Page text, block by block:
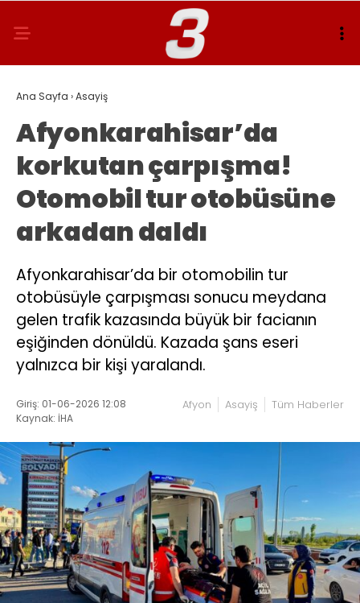
Ana Sayfa ›Asayiş
Afyonkarahisar’da
korkutan çarpışma!
Otomobil tur otobüsüne
arkadan daldı
Afyonkarahisar’da bir otomobilin tur
otobüsüyle çarpışması sonucu meydana
gelen trafik kazasında büyük bir facianın
eşiğinden dönüldü. Kazada şans eseri
yalnızca bir kişi yaralandı.
Giriş: 01-06-2026 12:08
Kaynak: İHA
Afyon Asayiş Tüm Haberler